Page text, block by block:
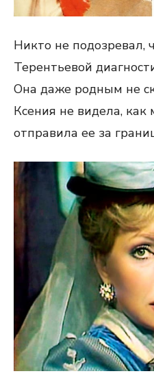
Никто не подозревал,
Терентьевой
Она даже родным не
Ксения не видела, как
отправила ее за